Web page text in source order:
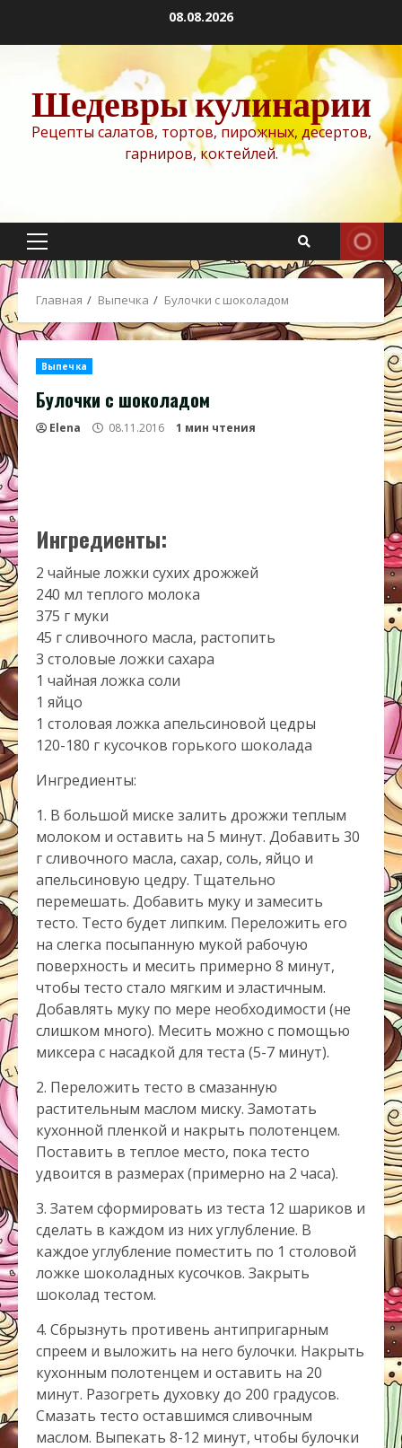
содержимому
08.08.2026
Шедевры кулинарии
Рецепты салатов, тортов, пирожных, десертов,
гарниров, коктейлей.
Основное
меню
Главная Выпечка Булочки с шоколадом
Выпечка
Булочки с шоколадом
Elena 08.11.2016 1 мин чтения
Ингредиенты:
2 чайные ложки сухих дрожжей
240 мл теплого молока
375 г муки
45 г сливочного масла, растопить
3 столовые ложки сахара
1 чайная ложка соли
1 яйцо
1 столовая ложка апельсиновой цедры
120-180 г кусочков горького шоколада
Ингредиенты:
1. В большой миске залить дрожжи теплым
молоком и оставить на 5 минут. Добавить 30
г сливочного масла, сахар, соль, яйцо и
апельсиновую цедру. Тщательно
перемешать. Добавить муку и замесить
тесто. Тесто будет липким. Переложить его
на слегка посыпанную мукой рабочую
поверхность и месить примерно 8 минут,
чтобы тесто стало мягким и эластичным.
Добавлять муку по мере необходимости (не
слишком много). Месить можно с помощью
миксера с насадкой для теста (5-7 минут).
2. Переложить тесто в смазанную
растительным маслом миску. Замотать
кухонной пленкой и накрыть полотенцем.
Поставить в теплое место, пока тесто
удвоится в размерах (примерно на 2 часа).
3. Затем сформировать из теста 12 шариков и
сделать в каждом из них углубление. В
каждое углубление поместить по 1 столовой
ложке шоколадных кусочков. Закрыть
шоколад тестом.
4. Сбрызнуть противень антипригарным
спреем и выложить на него булочки. Накрыть
кухонным полотенцем и оставить на 20
минут. Разогреть духовку до 200 градусов.
Смазать тесто оставшимся сливочным
маслом. Выпекать 8-12 минут, чтобы булочки